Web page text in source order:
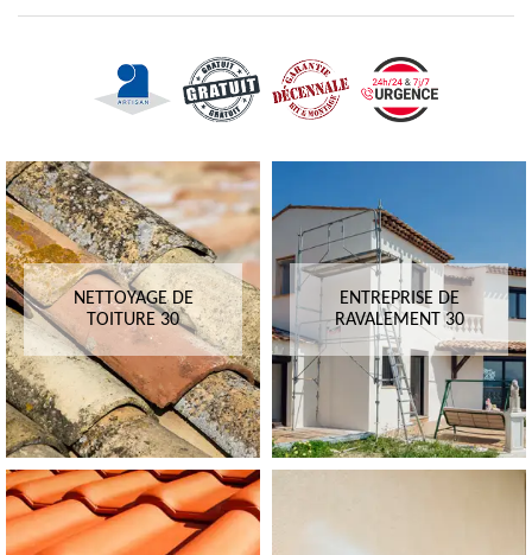
NETTOYAGE DE
TOITURE 30
ENTREPRISE DE
RAVALEMENT 30